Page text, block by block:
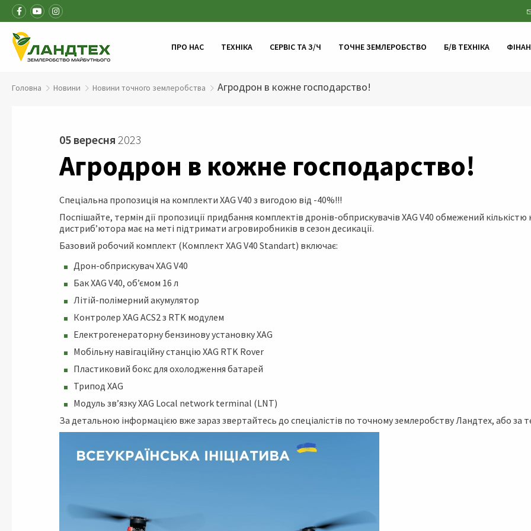
ПРО НАС ТЕХНІКА СЕРВІС ТА З/Ч ТОЧНЕ ЗЕМЛЕРОБСТВО Б/В ТЕХНІКА
Головна Новини Новини точного землеробства Агродрон в кожне господарство!
05 вересня 2023
Агродрон в кожне господарство!
Спеціальна пропозиція на комплекти XAG V40 з вигодою від -40%!!!
Поспішайте, термін дії пропозиції придбання комплектів дронів-обприскувачів XAG V40 обмежений
дистриб’ютора має на меті підтримати агровиробників в сезон десикації.
Базовий робочий комплект (Комплект XAG V40 Standart) включає:
Дрон-обприскувач XAG V40
Бак XAG V40, об’ємом 16 л
Літій-полімерний акумулятор
Контролер XAG ACS2 з RTK модулем
Електрогенераторну бензинову установку XAG
Мобільну навігаційну станцію XAG RTK Rover
Пластиковий бокс для охолодження батарей
Трипод XAG
Модуль зв’язку XAG Local network terminal (LNT)
За детальною інформацією вже зараз звертайтесь до спеціалістів по точному землеробству Ландтех, або за